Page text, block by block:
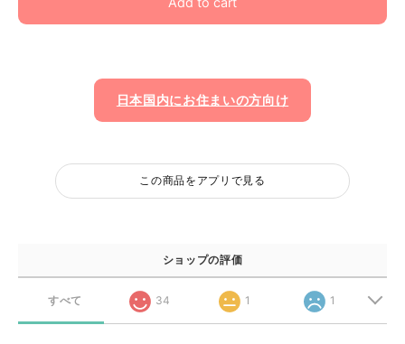
日本国内にお住まいの方向け
この商品をアプリで見る
ショップの評価
すべて 34 1 1